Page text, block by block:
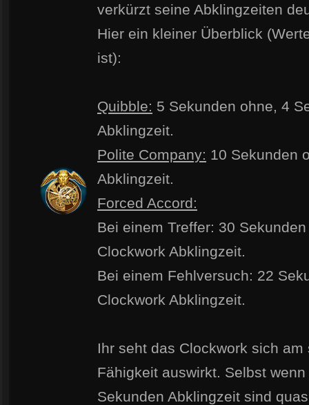
verkürzt seine Abklingzeiten
Hier ein kleiner Überblick
ist):
Quibble: 5 Sekunden ohne, 4
Abklingzeit.
Polite Company: 10 Sekunden
Abklingzeit.
Forced Accord:
Bei einem Treffer: 30
Clockwork Abklingzeit.
Bei einem Fehlversuch: 22
Clockwork Abklingzeit.
Ihr seht das Clockwork sich
Fähigkeit auswirkt. Selbst
Sekunden Abklingzeit sind